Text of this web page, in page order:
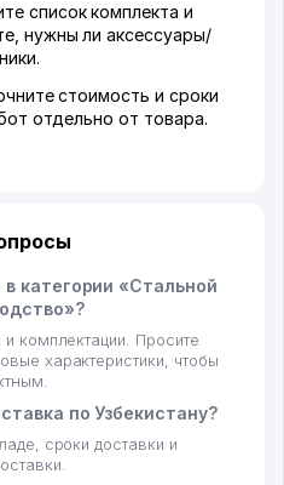
список комплекта и
нужны ли аксессуары/
стоимость и сроки
отдельно от товара.
категории «Стальной
комплектации. Просите
характеристики, чтобы
по Узбекистану?
сроки доставки и